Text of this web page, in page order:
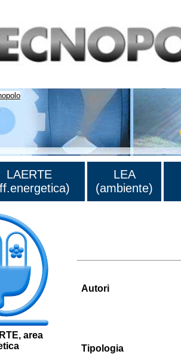
LAERTE
LEA
(ambiente)
area
Autori
Tipologia